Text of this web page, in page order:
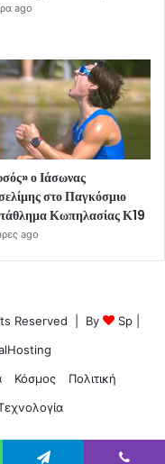
ago
ο Ιάσωνας
στο Παγκόσμιο
Κωπηλασίας Κ19
ago
Reserved | By Sp
Κόσμος
Πολιτική